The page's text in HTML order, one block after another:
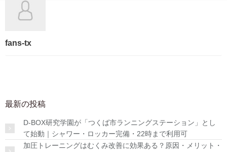
fans-tx
最新の投稿
D-BOX研究学園が「つくば市ランニングステーション」とし
て始動｜シャワー・ロッカー完備・22時まで利用可
加圧トレーニングはむくみ改善に効果ある？原因・メリット・